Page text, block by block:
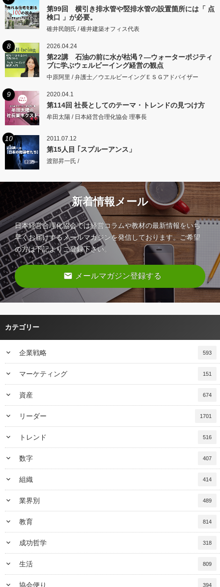
第99回 横引き排水管や竪排水管の設置箇所には「 点
検口 」が必要。
碓井民朗氏 / 碓井建築オフィス代表
8 2026.04.24
第22講 石油の前に水が枯渇？―ウォーターポジティ
ブに学ぶウェルビーイング経営の観点
中原阿里 / 弁護士／ウエルビーイングＥＳＧアドバイザー
9 2020.04.1
第114回 社長としてのテーマ・トレンドの見つけ方
牟田太陽 / 日本経営合理化協会 理事長
10 2011.07.12
第15人目 ｢スプルーアンス」
渡部昇一氏 /
新着情報メール
日本経営合理化協会では経営コラムや教材の最新情報をいち
早くお届けするメールマガジンを発信しております。ご希望
の方は下記よりご登録下さい。
email メールマガジン登録する
カテゴリー
keyboard_arrow_down 企業戦略 593
keyboard_arrow_down マーケティング 151
keyboard_arrow_down 資産 674
keyboard_arrow_down リーダー 1701
keyboard_arrow_down トレンド 516
keyboard_arrow_down 数字 407
keyboard_arrow_down 組織 414
keyboard_arrow_down 業界別 489
keyboard_arrow_down 教育 814
keyboard_arrow_down 成功哲学 318
keyboard_arrow_down 生活 809
keyboard_arrow_down 協会便り 394